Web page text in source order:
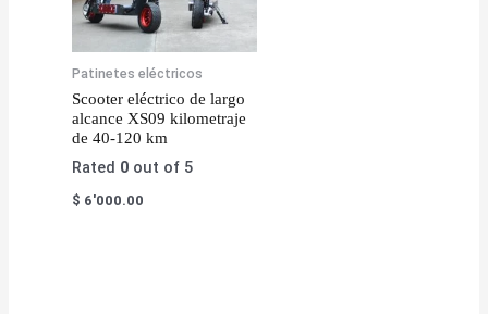
Patinetes eléctricos
Scooter eléctrico de largo
alcance XS09 kilometraje
de 40-120 km
Rated 0 out of 5
$ 6'000.00